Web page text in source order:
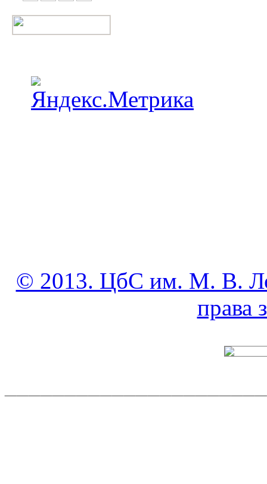
© 2013. ЦбС им. М. В.
права